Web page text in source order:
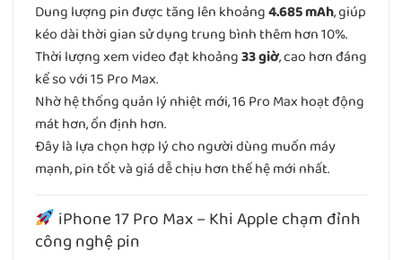
Dung lượng pin được tăng lên khoảng4.685 mAh, giúp
kéo dài thời gian sử dụng trung bình thêm hơn 10%.
Thời lượng xem video đạt khoảng33 giờ, cao hơn đáng
kể so với 15 Pro Max.
Nhờ hệ thống quản lý nhiệt mới, 16 Pro Max hoạt động
mát hơn, ổn định hơn.
Đây là lựa chọn hợp lý cho người dùng muốn máy
mạnh, pin tốt và giá dễ chịu hơn thế hệ mới nhất.
iPhone 17 Pro Max – Khi Apple chạm đỉnh
công nghệ pin